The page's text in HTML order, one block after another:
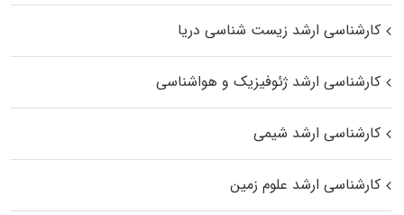
کارشناسی ارشد زیست‌ شناسی دریا
کارشناسی ارشد ژئوفیزیک و هواشناسی
کارشناسی ارشد شیمی
کارشناسی ارشد علوم زمین